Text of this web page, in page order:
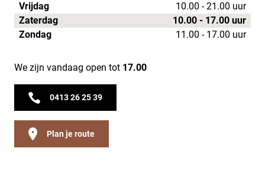
Vrijdag
10.00 - 21.00 uur
Zaterdag
10.00 - 17.00 uur
Zondag
11.00 - 17.00 uur
We zijn vandaag open tot 17.00
0413 26 25 39
Plan je route